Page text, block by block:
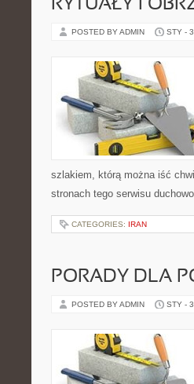
RYTUAŁY I
POSTED BY ADMIN STY -
szlakiem, którą można iść
stronach tego serwisu
CATEGORIES: IRAN
PORADY DLA
POSTED BY ADMIN STY -